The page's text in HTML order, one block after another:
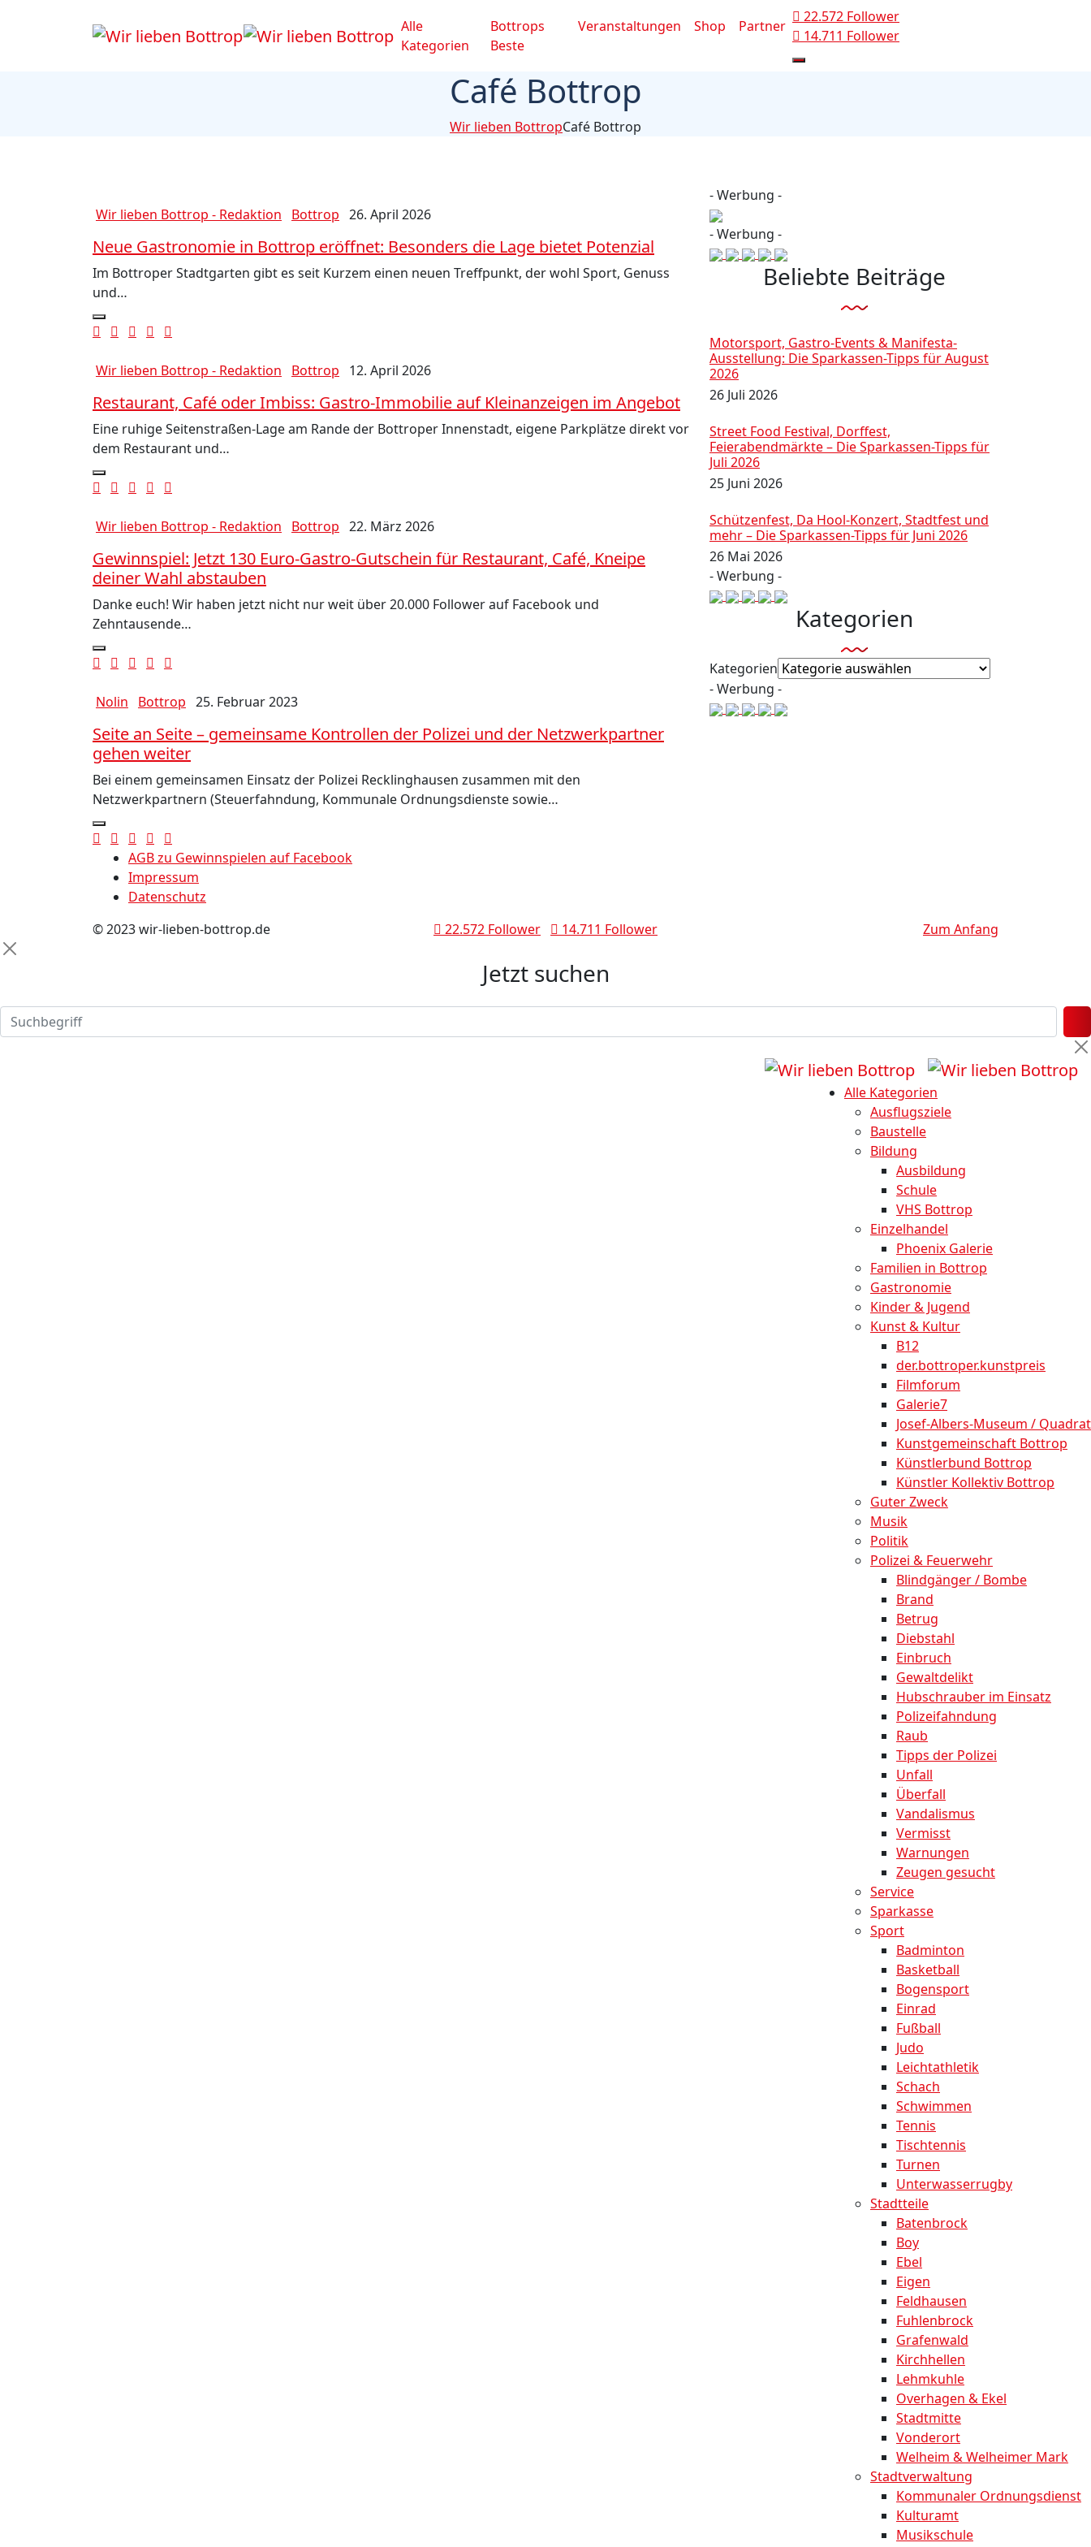
Alle
Kategorien
Bottrops
Beste
Veranstaltungen Shop Partner
22.572 Follower
14.711 Follower
Café Bottrop
Wir lieben BottropCafé Bottrop
Wir lieben Bottrop - Redaktion Bottrop 26. April 2026
Neue Gastronomie in Bottrop eröffnet: Besonders die Lage bietet Potenzial
Im Bottroper Stadtgarten gibt es seit Kurzem einen neuen Treffpunkt, der wohl Sport, Genuss
und…
Wir lieben Bottrop - Redaktion Bottrop 12. April 2026
Restaurant, Café oder Imbiss: Gastro-Immobilie auf Kleinanzeigen im Angebot
Eine ruhige Seitenstraßen-Lage am Rande der Bottroper Innenstadt, eigene Parkplätze direkt vor
dem Restaurant und…
Wir lieben Bottrop - Redaktion Bottrop 22. März 2026
Gewinnspiel: Jetzt 130 Euro-Gastro-Gutschein für Restaurant, Café, Kneipe
deiner Wahl abstauben
Danke euch! Wir haben jetzt nicht nur weit über 20.000 Follower auf Facebook und
Zehntausende…
Nolin Bottrop 25. Februar 2023
Seite an Seite – gemeinsame Kontrollen der Polizei und der Netzwerkpartner
gehen weiter
Bei einem gemeinsamen Einsatz der Polizei Recklinghausen zusammen mit den
Netzwerkpartnern (Steuerfahndung, Kommunale Ordnungsdienste sowie…
- Werbung -
- Werbung -
Beliebte Beiträge
Motorsport, Gastro-Events & Manifesta-
Ausstellung: Die Sparkassen-Tipps für August
2026
26 Juli 2026
Street Food Festival, Dorffest,
Feierabendmärkte – Die Sparkassen-Tipps für
Juli 2026
25 Juni 2026
Schützenfest, Da Hool-Konzert, Stadtfest und
mehr – Die Sparkassen-Tipps für Juni 2026
26 Mai 2026
- Werbung -
Kategorien
Kategorien
- Werbung -
AGB zu Gewinnspielen auf Facebook
Impressum
Datenschutz
© 2023 wir-lieben-bottrop.de
22.572 Follower 14.711 Follower Zum Anfang
Jetzt suchen
Alle Kategorien
Ausflugsziele
Baustelle
Bildung
Ausbildung
Schule
VHS Bottrop
Einzelhandel
Phoenix Galerie
Familien in Bottrop
Gastronomie
Kinder & Jugend
Kunst & Kultur
B12
der.bottroper.kunstpreis
Filmforum
Galerie7
Josef-Albers-Museum / Quadrat
Kunstgemeinschaft Bottrop
Künstlerbund Bottrop
Künstler Kollektiv Bottrop
Guter Zweck
Musik
Politik
Polizei & Feuerwehr
Blindgänger / Bombe
Brand
Betrug
Diebstahl
Einbruch
Gewaltdelikt
Hubschrauber im Einsatz
Polizeifahndung
Raub
Tipps der Polizei
Unfall
Überfall
Vandalismus
Vermisst
Warnungen
Zeugen gesucht
Service
Sparkasse
Sport
Badminton
Basketball
Bogensport
Einrad
Fußball
Judo
Leichtathletik
Schach
Schwimmen
Tennis
Tischtennis
Turnen
Unterwasserrugby
Stadtteile
Batenbrock
Boy
Ebel
Eigen
Feldhausen
Fuhlenbrock
Grafenwald
Kirchhellen
Lehmkuhle
Overhagen & Ekel
Stadtmitte
Vonderort
Welheim & Welheimer Mark
Stadtverwaltung
Kommunaler Ordnungsdienst
Kulturamt
Musikschule